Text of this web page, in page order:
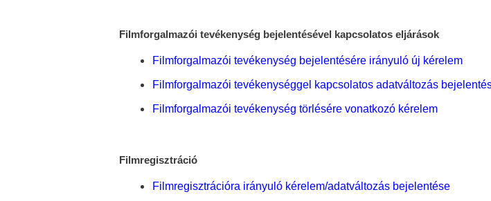
Filmforgalmazói tevékenység bejelentésével kapcsolatos eljárások
Filmforgalmazói tevékenység bejelentésére irányuló új kérelem
Filmforgalmazói tevékenységgel kapcsolatos adatváltozás
Filmforgalmazói tevékenység törlésére vonatkozó kérelem
Filmregisztráció
Filmregisztrációra irányuló kérelem/adatváltozás bejelentése